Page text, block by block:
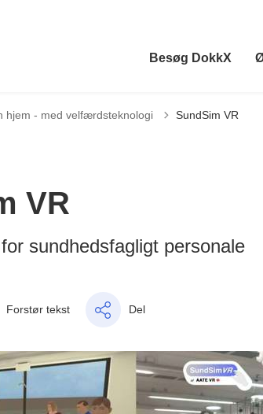
Besøg DokkX
hjem - med velfærdsteknologi SundSim VR
VR
sundhedsfagligt personale
Forstør tekst Del